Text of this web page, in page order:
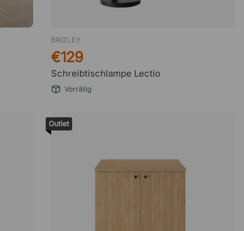
BRIZLEY
Schreibtischlampe Lectio
€129
Vorrätig
Outlet